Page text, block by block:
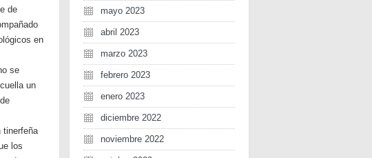
de
en
se
un
tinerfeña
los
mayo 2023
abril 2023
marzo 2023
febrero 2023
enero 2023
diciembre 2022
noviembre 2022